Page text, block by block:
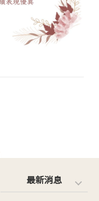
最新消息